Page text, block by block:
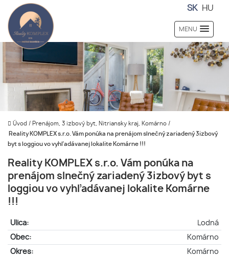
SK HU
MENU
Úvod / Prenájom, 3 izbový byt, Nitriansky kraj, Komárno /
Reality KOMPLEX s.r.o. Vám ponúka na prenájom slnečný zariadený 3izbový
byt s loggiou vo vyhľadávanej lokalite Komárne !!!
Reality KOMPLEX s.r.o. Vám ponúka na
prenájom slnečný zariadený 3izbový byt s
loggiou vo vyhľadávanej lokalite Komárne
!!!
Ulica:
Lodná
Obec:
Komárno
Okres:
Komárno